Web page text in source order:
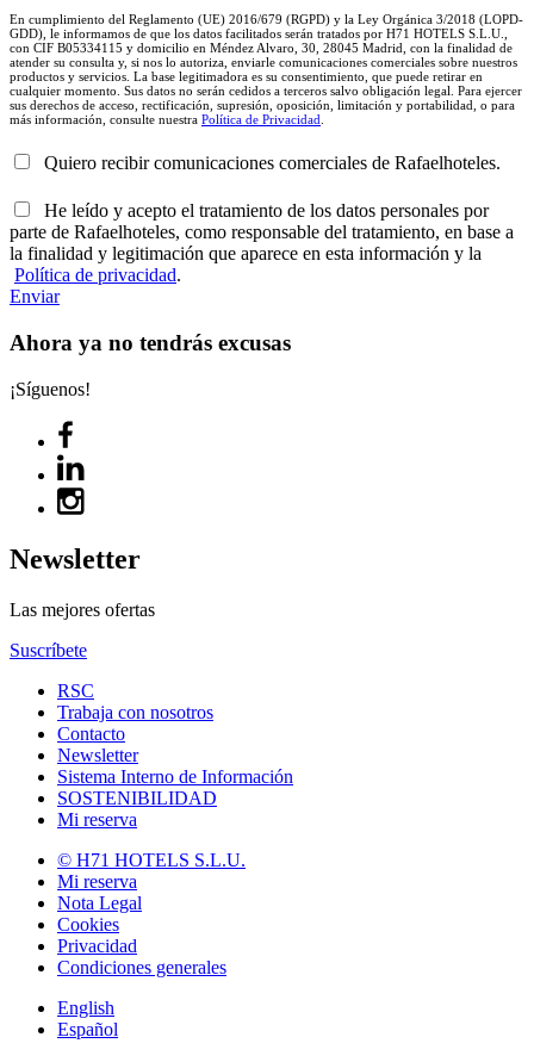
En cumplimiento del Reglamento (UE) 2016/679 (RGPD) y la Ley Orgánica 3/2018 (LOPD-
GDD), le informamos de que los datos facilitados serán tratados por H71 HOTELS S.L.U.,
con CIF B05334115 y domicilio en Méndez Alvaro, 30, 28045 Madrid, con la finalidad de
atender su consulta y, si nos lo autoriza, enviarle comunicaciones comerciales sobre nuestros
productos y servicios. La base legitimadora es su consentimiento, que puede retirar en
cualquier momento. Sus datos no serán cedidos a terceros salvo obligación legal. Para ejercer
sus derechos de acceso, rectificación, supresión, oposición, limitación y portabilidad, o para
más información, consulte nuestra Política de Privacidad
Quiero recibir comunicaciones comerciales de Rafaelhoteles.
He leído y acepto el tratamiento de los datos personales por
parte de Rafaelhoteles, como responsable del tratamiento, en base a
la finalidad y legitimación que aparece en esta información y la
Política de privacidad.
Enviar
Ahora ya no tendrás excusas
¡Síguenos!
Newsletter
Las mejores ofertas
Suscríbete
RSC
Trabaja con nosotros
Contacto
Newsletter
Sistema Interno de Información
SOSTENIBILIDAD
Mi reserva
© H71 HOTELS S.L.U.
Mi reserva
Nota Legal
Cookies
Privacidad
Condiciones generales
English
Español